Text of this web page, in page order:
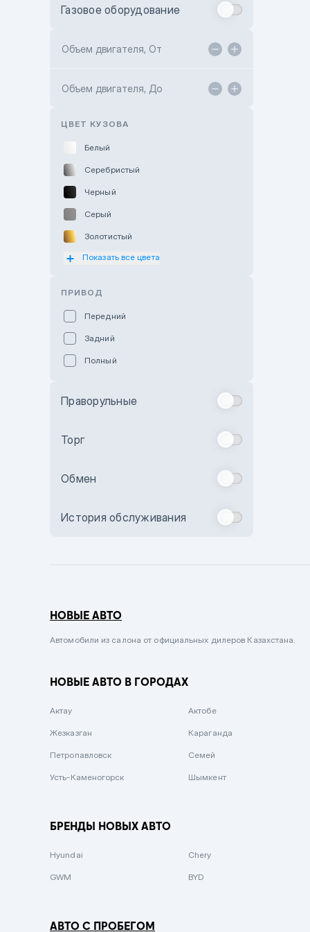
Toyota Kokshetau
Hyundai ShymCity
Газовое оборудование
Объем двигателя, От
Объем двигателя, До
ЦВЕТ КУЗОВА
Белый
Серебристый
Черный
Серый
Золотистый
Оранжевый
Бежевый
Комбинированный
Сиреневый металлик
Вишневый
Зеленый металлик
Показать все цвета
ПРИВОД
Передний
Задний
Полный
Праворульные
Торг
Обмен
История обслуживания
НОВЫЕ АВТО
Автомобили из салона от официальных дилеров Казахстана.
НОВЫЕ АВТО В ГОРОДАХ
Актау Актобе
Жезказган Караганда
Петропавловск Семей
Усть-Каменогорск Шымкент
БРЕНДЫ НОВЫХ АВТО
Hyundai Chery
GWM BYD
АВТО С ПРОБЕГОМ